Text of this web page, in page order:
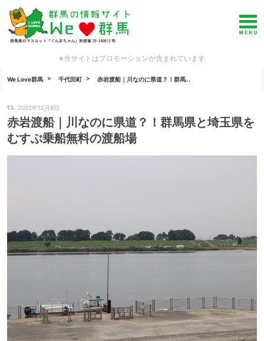
※当サイトはプロモーションが含まれています
We Love群馬 千代田町 赤岩渡船｜川なのに県道？！群馬...
2022年12月6日
赤岩渡船｜川なのに県道？！群馬県と埼玉県を
むすぶ乗船無料の渡船場